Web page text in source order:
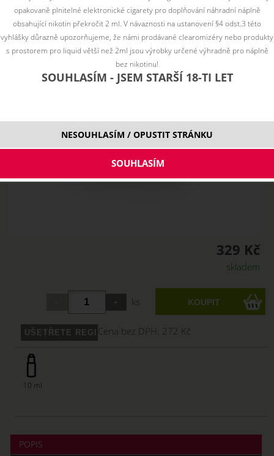
329 Kč
skladem
ks
Cena bez DPH: 272 Kč
10 ml
POPIS
opakovaně plnitelné elektronické cigarety pro doplňování náhradní náplně
obsahující nikotin překročit 2 ml. V návaznosti na ustanovení §4 odst.3 této
vyhlášky důrazně upozorňujeme, že námi prodávané clearomizéry nebo produkty
s prostorem pro liquid větší než 2ml jsou výrobky určené výhradně pro náplně
bez nikotinu!
SOUHLASÍM - JSEM STARŠÍ 18-TI LET
NESOUHLASÍM / OPUSTIT STRÁNKU